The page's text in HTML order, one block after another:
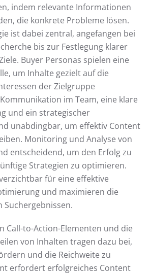
indem relevante Informationen
die konkrete Probleme lösen.
ist dabei zentral, angefangen bei
bis zur Festlegung klarer
Buyer Personas spielen eine
um Inhalte gezielt auf die
der Zielgruppe
im Team, eine klare
und ein strategischer
unabdingbar, um effektiv Content
Monitoring und Analyse von
entscheidend, um den Erfolg zu
Strategien zu optimieren.
für eine effektive
und maximieren die
Suchergebnissen.
Call-to-Action-Elementen und die
von Inhalten tragen dazu bei,
und die Reichweite zu
erfordert erfolgreiches Content